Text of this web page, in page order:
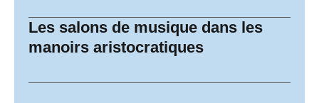
Les salons de musique dans les
manoirs aristocratiques